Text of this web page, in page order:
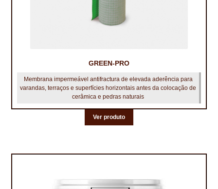
GREEN‑PRO
Membrana impermeável antifractura de elevada aderência para
varandas, terraços e superfícies horizontais antes da colocação de
cerâmica e pedras naturais
Ver produto